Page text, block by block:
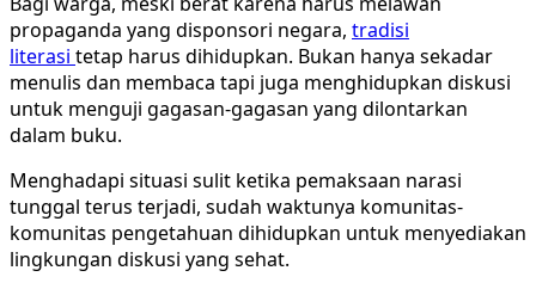
propaganda yang disponsori negara, tradisi
literasi tetap harus dihidupkan. Bukan hanya sekadar
menulis dan membaca tapi juga menghidupkan diskusi
untuk menguji gagasan-gagasan yang dilontarkan
dalam buku.
Menghadapi situasi sulit ketika pemaksaan narasi
tunggal terus terjadi, sudah waktunya komunitas-
komunitas pengetahuan dihidupkan untuk menyediakan
lingkungan diskusi yang sehat.